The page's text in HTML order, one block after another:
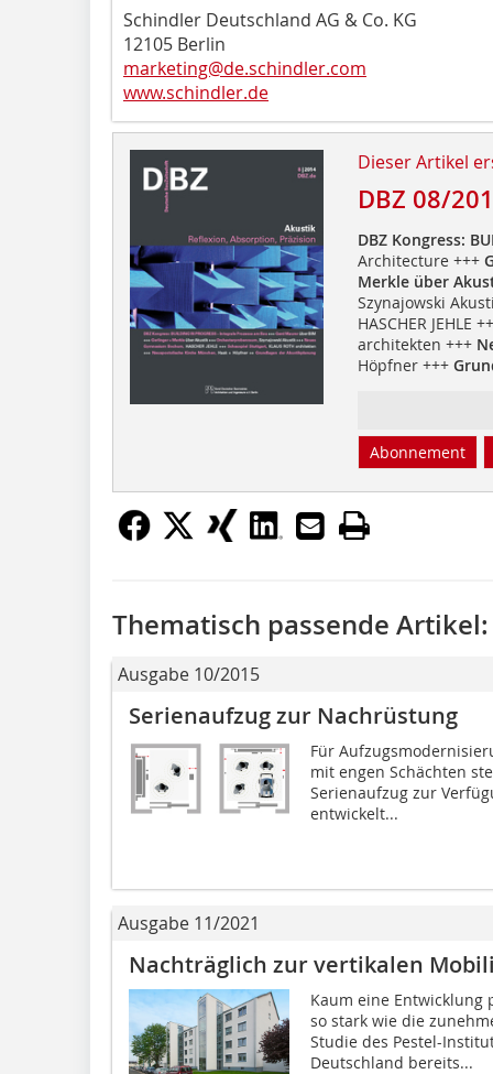
Schindler Deutschland AG & Co. KG
12105 Berlin
marketing@de.schindler.com
www.schindler.de
Dieser Artikel
DBZ 08/
DBZ Kongress:
Architecture +++
Merkle über
Szynajowski
HASCHER JEHLE
architekten +++
Höpfner +++
Abonnement
Thematisch passende Artikel:
Ausgabe 10/2015
Serienaufzug zur Nachrüstung
Für
mit engen Schächten
Serienaufzug zur
ent­wickelt...
Ausgabe 11/2021
Nachträglich zur vertikalen
Kaum eine
so stark wie die
Studie des Pestel-
Deutschland bereits...